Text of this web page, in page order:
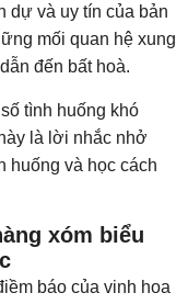
dự và uy tín của bản
mối quan hệ xung
đến bất hoà.
tình huống khó
là lời nhắc nhở
huống và học cách
xóm biểu
báo của vinh hoa